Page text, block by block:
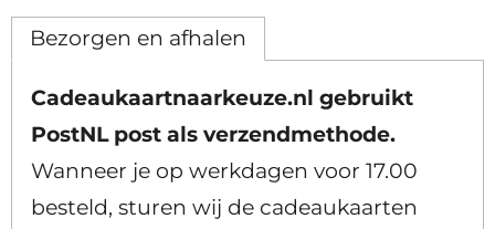
Bezorgen en afhalen
Cadeaukaartnaarkeuze.nl gebruikt
PostNL post als verzendmethode.
Wanneer je op werkdagen voor 17.00
besteld, sturen wij de cadeaukaarten